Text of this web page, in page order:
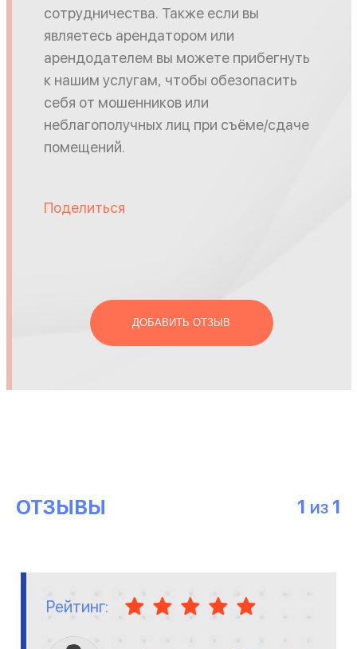
сотрудничества. Также если вы
являетесь арендатором или
арендодателем вы можете прибегнуть
к нашим услугам, чтобы обезопасить
себя от мошенников или
неблагополучных лиц при съёме/сдаче
помещений.
Поделиться
ДОБАВИТЬ ОТЗЫВ
ОТЗЫВЫ 1 ИЗ 1
Рейтинг: